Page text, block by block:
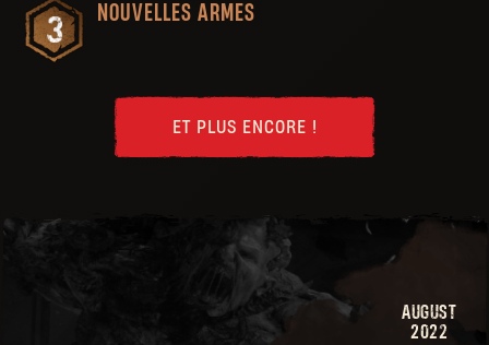
NOUVELLES ARMES
ET PLUS ENCORE !
AUGUST
2022